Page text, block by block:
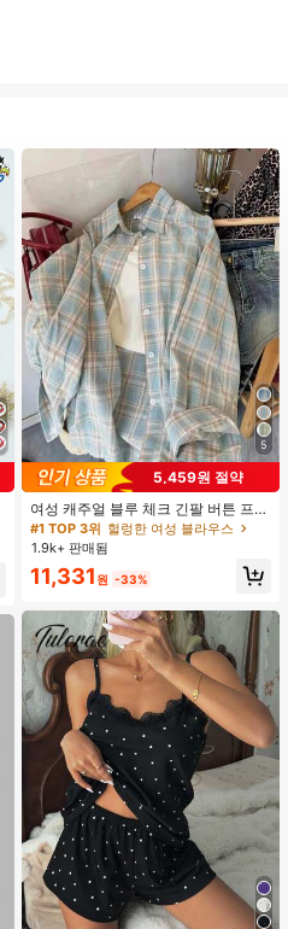
5
5,459원 절약
여성 캐주얼 블루 체크 긴팔 버튼 프론
트 폴리에스터 셔츠, 레귤러 핏, 봄 의
류, 편안한 스타일
#1 TOP 3위 헐렁한 여성 블라우스
1.9k+ 판매됨
11,331 원 -33%